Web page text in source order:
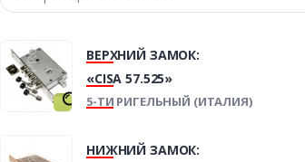
ВЕРХНИЙ ЗАМОК:
«CISA 57.525»
5-ТИ РИГЕЛЬНЫЙ (ИТАЛИЯ)
НИЖНИЙ ЗАМОК: